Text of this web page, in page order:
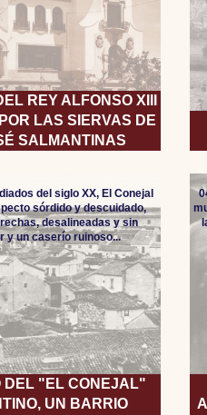
REY ALFONSO XIII
LAS SIERVAS DE
SALMANTINAS
DEL "EL CONEJAL"
UN BARRIO
del siglo XX, El Conejal
sórdido y descuidado,
desalineadas y sin
y un caserío ruinoso...